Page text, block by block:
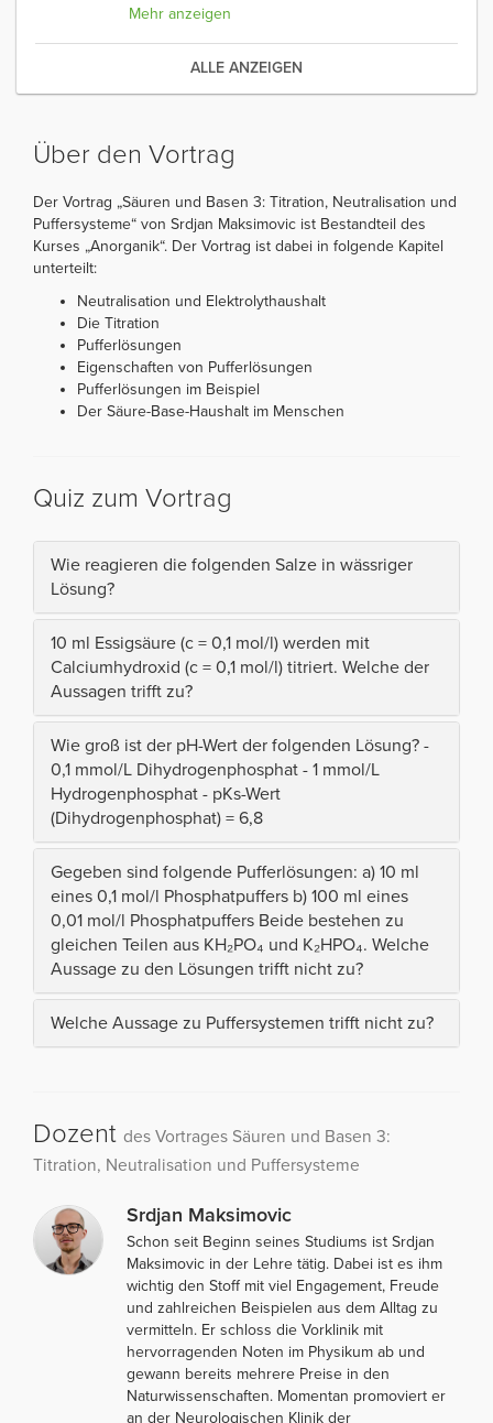
Mehr anzeigen
ALLE ANZEIGEN
Über den Vortrag
Der Vortrag „Säuren und Basen 3: Titration, Neutralisation und
Puffersysteme“ von Srdjan Maksimovic ist Bestandteil des
Kurses „Anorganik“. Der Vortrag ist dabei in folgende Kapitel
unterteilt:
Neutralisation und Elektrolythaushalt
Die Titration
Pufferlösungen
Eigenschaften von Pufferlösungen
Pufferlösungen im Beispiel
Der Säure-Base-Haushalt im Menschen
Quiz zum Vortrag
Wie reagieren die folgenden Salze in wässriger
Lösung?
10 ml Essigsäure (c = 0,1 mol/l) werden mit
Calciumhydroxid (c = 0,1 mol/l) titriert. Welche der
Aussagen trifft zu?
Wie groß ist der pH-Wert der folgenden Lösung? -
0,1 mmol/L Dihydrogenphosphat - 1 mmol/L
Hydrogenphosphat - pKs-Wert
(Dihydrogenphosphat) = 6,8
Gegeben sind folgende Pufferlösungen: a) 10 ml
eines 0,1 mol/l Phosphatpuffers b) 100 ml eines
0,01 mol/l Phosphatpuffers Beide bestehen zu
gleichen Teilen aus KH₂PO₄ und K₂HPO₄. Welche
Aussage zu den Lösungen trifft nicht zu?
Welche Aussage zu Puffersystemen trifft nicht zu?
Dozent des Vortrages Säuren und Basen 3:
Titration, Neutralisation und Puffersysteme
Srdjan Maksimovic
Schon seit Beginn seines Studiums ist Srdjan
Maksimovic in der Lehre tätig. Dabei ist es ihm
wichtig den Stoff mit viel Engagement, Freude
und zahlreichen Beispielen aus dem Alltag zu
vermitteln. Er schloss die Vorklinik mit
hervorragenden Noten im Physikum ab und
gewann bereits mehrere Preise in den
Naturwissenschaften. Momentan promoviert er
an der Neurologischen Klinik der